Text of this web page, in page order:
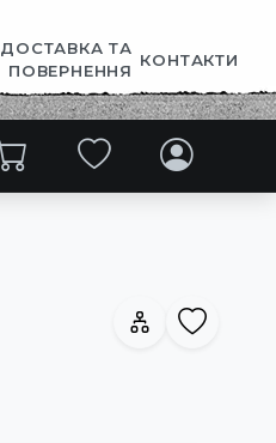
ДОСТАВКА ТА
ПОВЕРНЕННЯ
КОНТАКТИ